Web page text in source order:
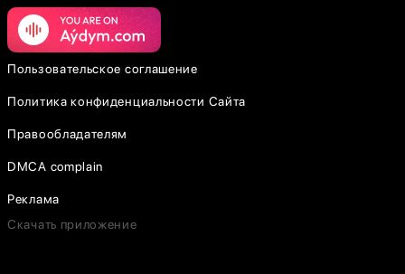
Пользовательское соглашение
Политика конфиденциальности Сайта
Правообладателям
DMCA complain
Реклама
Скачать приложение